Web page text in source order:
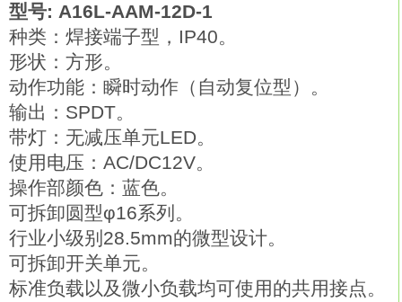
型号: A16L-AAM-12D-1
种类：焊接端子型，IP40。
形状：方形。
动作功能：瞬时动作（自动复位型）。
输出：SPDT。
带灯：无减压单元LED。
使用电压：AC/DC12V。
操作部颜色：蓝色。
可拆卸圆型φ16系列。
行业小级别28.5mm的微型设计。
可拆卸开关单元。
标准负载以及微小负载均可使用的共用接点。